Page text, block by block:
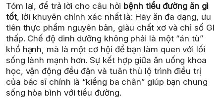
Tóm lại, để trả lời cho câu hỏi bệnh tiểu đường ăn gì
tốt, lời khuyên chính xác nhất là: Hãy ăn đa dạng, ưu
tiên thực phẩm nguyên bản, giàu chất xơ và chỉ số GI
thấp. Chế độ dinh dưỡng không phải là một “án tù”
khổ hạnh, mà là một cơ hội để bạn làm quen với lối
sống lành mạnh hơn. Sự kết hợp giữa ăn uống khoa
học, vận động đều đặn và tuân thủ lộ trình điều trị
của bác sĩ chính là “kiềng ba chân” giúp bạn chung
sống hòa bình với tiểu đường.